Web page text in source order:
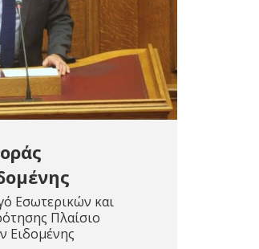
Εσωτερικών και
Πλαίσιο
Ειδομένης